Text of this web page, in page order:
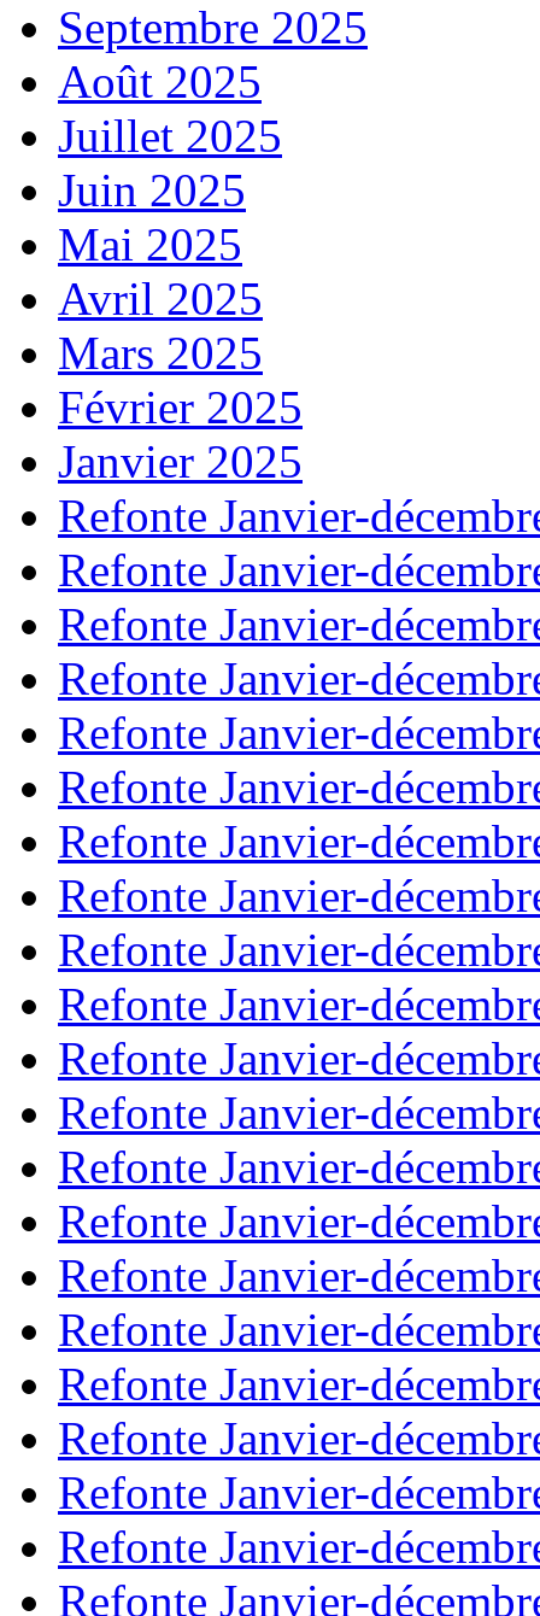
Septembre 2025
Août 2025
Juillet 2025
Juin 2025
Mai 2025
Avril 2025
Mars 2025
Février 2025
Janvier 2025
Refonte Janvier-
Refonte Janvier-
Refonte Janvier-
Refonte Janvier-
Refonte Janvier-
Refonte Janvier-
Refonte Janvier-
Refonte Janvier-
Refonte Janvier-
Refonte Janvier-
Refonte Janvier-
Refonte Janvier-
Refonte Janvier-
Refonte Janvier-
Refonte Janvier-
Refonte Janvier-
Refonte Janvier-
Refonte Janvier-
Refonte Janvier-
Refonte Janvier-
Refonte Janvier-